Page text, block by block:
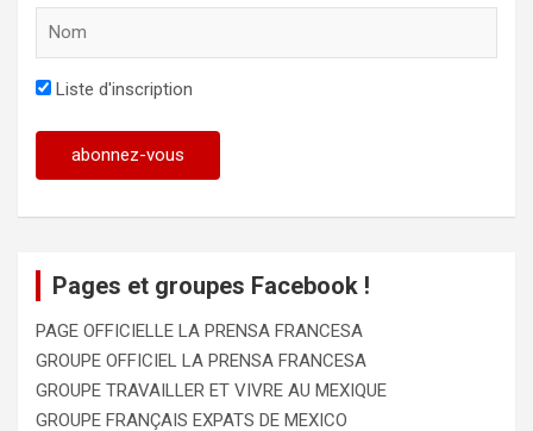
Liste d'inscription
Pages et groupes Facebook !
PAGE OFFICIELLE LA PRENSA FRANCESA
GROUPE OFFICIEL LA PRENSA FRANCESA
GROUPE TRAVAILLER ET VIVRE AU MEXIQUE
GROUPE FRANÇAIS EXPATS DE MEXICO